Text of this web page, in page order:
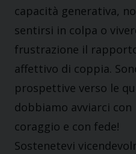
capacità generativa,
sentirsi in colpa o
frustrazione il
affettivo di coppia.
prospettive verso le
dobbiamo avviarci con
coraggio e con fede!
Sostenetevi